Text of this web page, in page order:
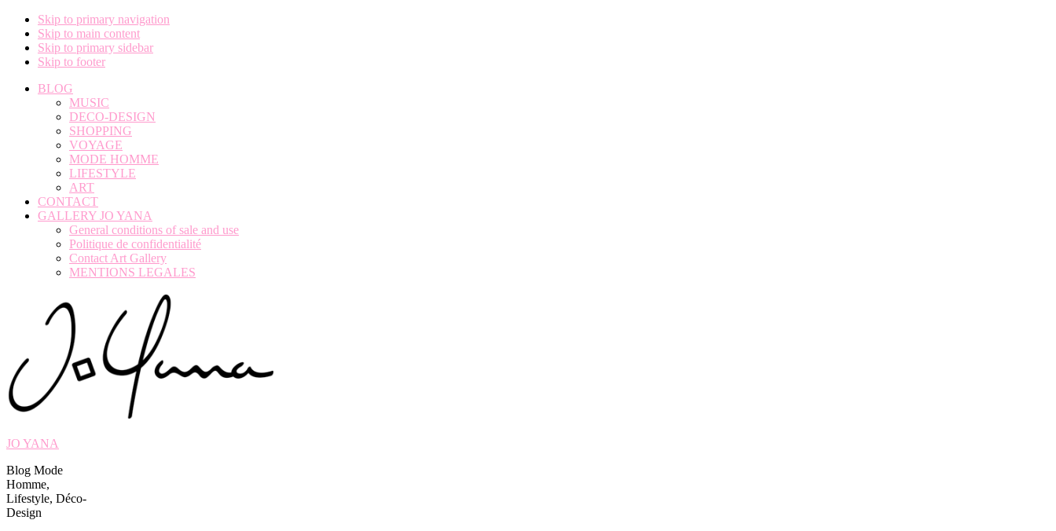
Skip to primary navigation
Skip to main content
Skip to primary sidebar
Skip to footer
BLOG
MUSIC
DECO-DESIGN
SHOPPING
VOYAGE
MODE HOMME
LIFESTYLE
ART
CONTACT
GALLERY JO YANA
General conditions of sale and use
Politique de confidentialité
Contact Art Gallery
MENTIONS LEGALES
JO YANA
Blog Mode
Homme,
Lifestyle, Déco-
Design